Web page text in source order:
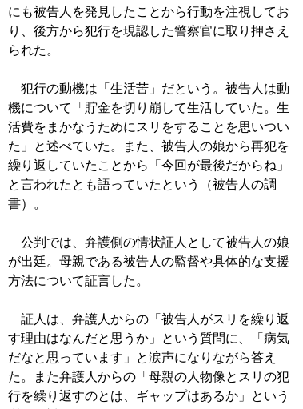
にも被告人を発見したことから行動を注視してお
り、後方から犯行を現認した警察官に取り押さえ
られた。
犯行の動機は「生活苦」だという。被告人は動
機について「貯金を切り崩して生活していた。生
活費をまかなうためにスリをすることを思いつい
た」と述べていた。また、被告人の娘から再犯を
繰り返していたことから「今回が最後だからね」
と言われたとも語っていたという（被告人の調
書）。
公判では、弁護側の情状証人として被告人の娘
が出廷。母親である被告人の監督や具体的な支援
方法について証言した。
証人は、弁護人からの「被告人がスリを繰り返
す理由はなんだと思うか」という質問に、「病気
だなと思っています」と涙声になりながら答え
た。また弁護人からの「母親の人物像とスリの犯
行を繰り返すのとは、ギャップはあるか」という